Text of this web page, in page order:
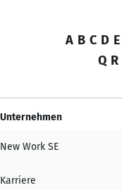
A B C D E
Q R
Unternehmen
New Work SE
Karriere